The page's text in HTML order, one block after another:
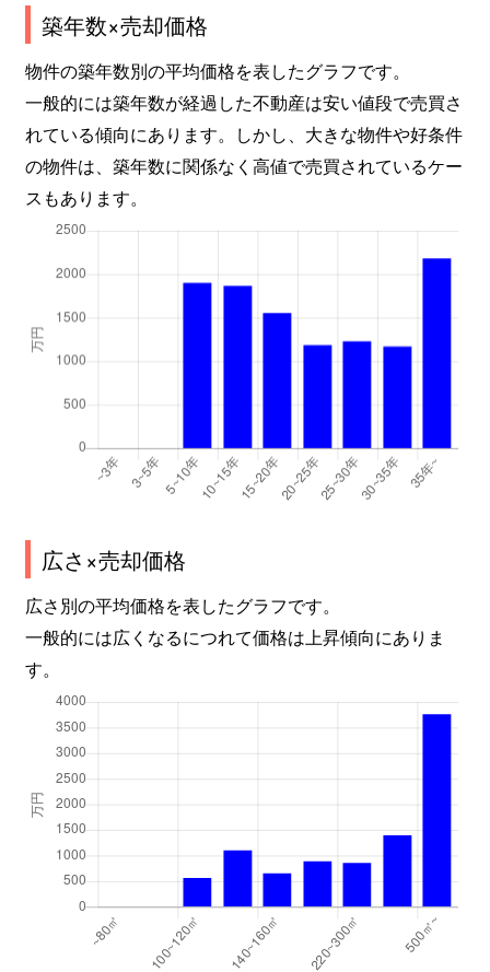
築年数×売却価格
物件の築年数別の平均価格を表したグラフです。
一般的には築年数が経過した不動産は安い値段で売買さ
れている傾向にあります。しかし、大きな物件や好条件
の物件は、築年数に関係なく高値で売買されているケー
スもあります。
広さ×売却価格
広さ別の平均価格を表したグラフです。
一般的には広くなるにつれて価格は上昇傾向にありま
す。